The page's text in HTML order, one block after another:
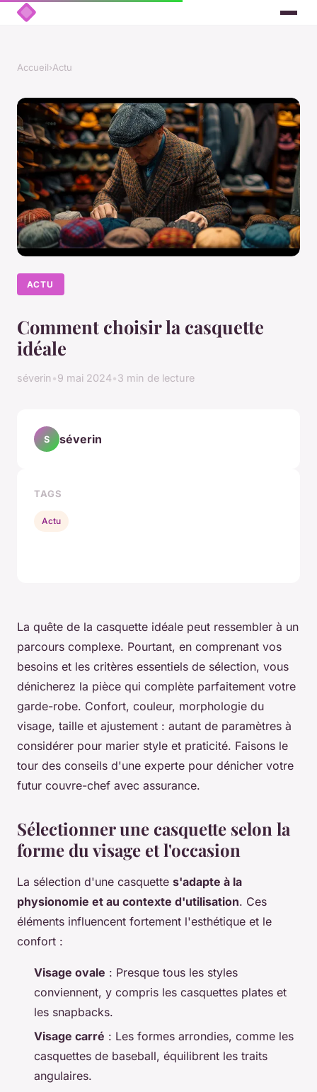
Accueil›Actu
ACTU
Comment choisir la casquette
idéale
séverin•9 mai 2024•3 min de lecture
La quête de la casquette idéale peut ressembler à un
parcours complexe. Pourtant, en comprenant vos
besoins et les critères essentiels de sélection, vous
dénicherez la pièce qui complète parfaitement votre
garde-robe. Confort, couleur, morphologie du
visage, taille et ajustement : autant de paramètres à
considérer pour marier style et praticité. Faisons le
tour des conseils d'une experte pour dénicher votre
futur couvre-chef avec assurance.
Sélectionner une casquette selon la
forme du visage et l'occasion
La sélection d'une casquette s'adapte à la
physionomie et au contexte d'utilisation. Ces
éléments influencent fortement l'esthétique et le
confort :
Visage ovale : Presque tous les styles
conviennent, y compris les casquettes plates et
les snapbacks.
Visage carré : Les formes arrondies, comme les
casquettes de baseball, équilibrent les traits
angulaires.
S séverin
TAGS
Actu